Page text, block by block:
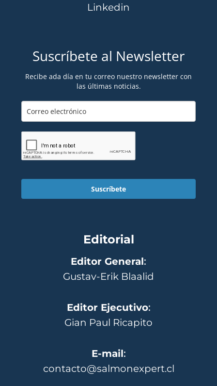
Linkedin
Suscríbete al Newsletter
Recibe ada día en tu correo nuestro newsletter con
las últimas noticias.
Suscríbete
Editorial
Editor General:
Gustav-Erik Blaalid
Editor Ejecutivo:
Gian Paul Ricapito
E-mail:
contacto@salmonexpert.cl